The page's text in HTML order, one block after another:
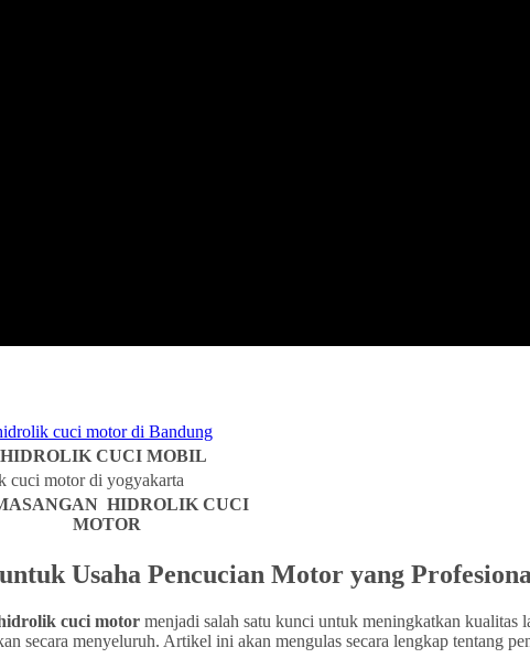
CUCI MOBIL
HIDROLIK CUCI
MOTOR
Usaha Pencucian Motor yang
cuci motor menjadi salah satu kunci untuk meningkatkan
secara menyeluruh. Artikel ini akan mengulas secara lengkap tentang